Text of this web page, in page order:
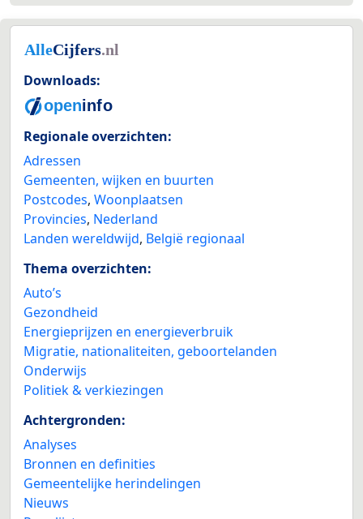
Downloads:
Regionale overzichten:
Adressen
Gemeenten, wijken en buurten
Postcodes, Woonplaatsen
Provincies, Nederland
Landen wereldwijd, België regionaal
Thema overzichten:
Auto’s
Gezondheid
Energieprijzen en energieverbruik
Migratie, nationaliteiten, geboortelanden
Onderwijs
Politiek & verkiezingen
Achtergronden:
Analyses
Bronnen en definities
Gemeentelijke herindelingen
Nieuws